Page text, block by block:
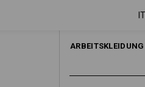
IT
ARBEITSKLEIDUNG